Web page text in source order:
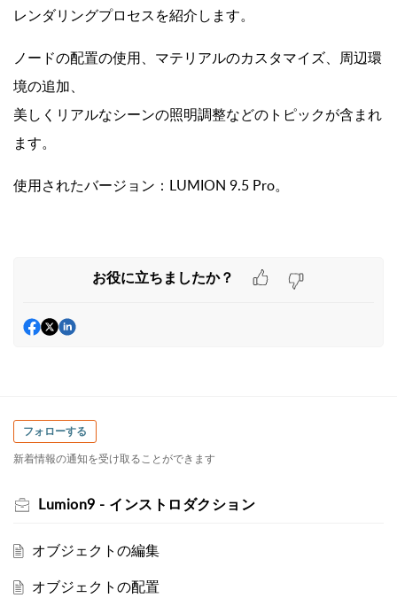
レンダリングプロセスを紹介します。
ノードの配置の使用、マテリアルのカスタマイズ、周辺環
境の追加、
美しくリアルなシーンの照明調整などのトピックが含まれ
ます。
使用されたバージョン：LUMION 9.5 Pro。
お役に立ちましたか？
フォローする
新着情報の通知を受け取ることができます
Lumion9 - インストロダクション
オブジェクトの編集
オブジェクトの配置